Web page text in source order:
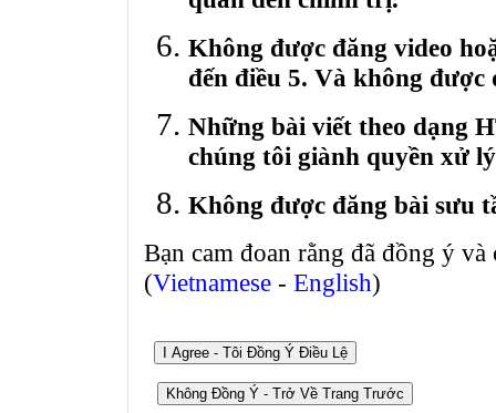
Không được đăng video
đến điều 5. Và không
Những bài viết theo dạng
chúng tôi giành quyền xử
Không được đăng bài sưu
Bạn cam đoan rằng đã đồng ý
(Vietnamese - English)